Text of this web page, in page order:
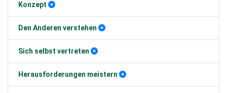
Konzept
Den Anderen verstehen
Sich selbst vertreten
Herausforderungen meistern